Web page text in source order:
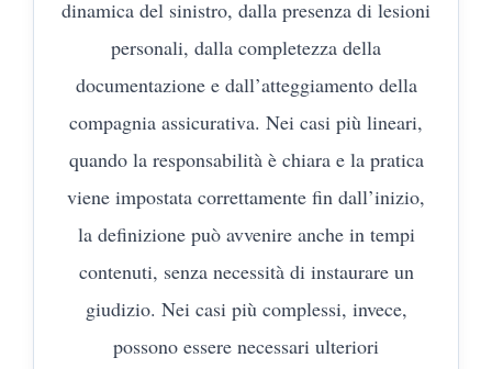
dinamica del sinistro, dalla presenza di lesioni
personali, dalla completezza della
documentazione e dall’atteggiamento della
compagnia assicurativa. Nei casi più lineari,
quando la responsabilità è chiara e la pratica
viene impostata correttamente fin dall’inizio,
la definizione può avvenire anche in tempi
contenuti, senza necessità di instaurare un
giudizio. Nei casi più complessi, invece,
possono essere necessari ulteriori